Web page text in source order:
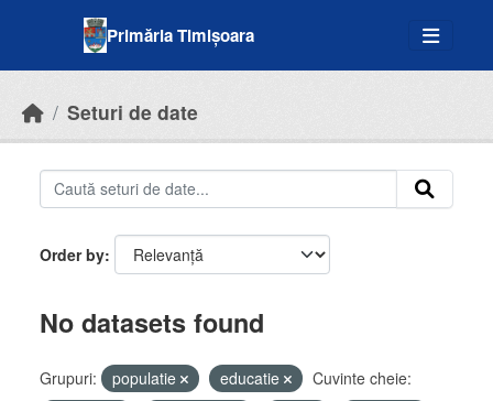
Primăria Timișoara
Seturi de date
Order by
No datasets found
Grupuri: populatie educatie
Cuvinte cheie: